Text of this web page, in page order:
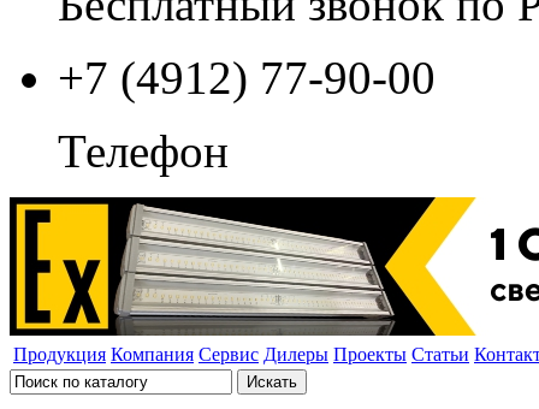
+7 (4912) 77-90-00
Телефон
Продукция Компания Сервис Дилеры Проекты Статьи